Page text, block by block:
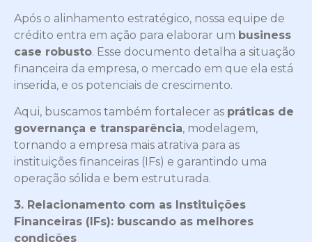
Após o alinhamento estratégico, nossa equipe de
crédito entra em ação para elaborar um business
case robusto. Esse documento detalha a situação
financeira da empresa, o mercado em que ela está
inserida, e os potenciais de crescimento.
Aqui, buscamos também fortalecer as práticas de
governança e transparência, modelagem,
tornando a empresa mais atrativa para as
instituições financeiras (IFs) e garantindo uma
operação sólida e bem estruturada.
3. Relacionamento com as Instituições
Financeiras (IFs): buscando as melhores
condições